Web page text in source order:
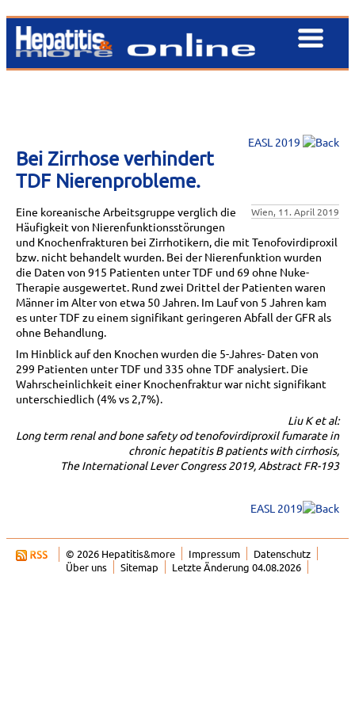
EASL 2019
Bei Zirrhose verhindert
TDF Nierenprobleme.
Wien, 11. April 2019
Eine koreanische Arbeitsgruppe verglich die
Häufigkeit von Nierenfunktionsstörungen
und Knochenfrakturen bei Zirrhotikern, die mit Tenofovirdiproxil
bzw. nicht behandelt wurden. Bei der Nierenfunktion wurden
die Daten von 915 Patienten unter TDF und 69 ohne Nuke-
Therapie ausgewertet. Rund zwei Drittel der Patienten waren
Männer im Alter von etwa 50 Jahren. Im Lauf von 5 Jahren kam
es unter TDF zu einem signifikant geringeren Abfall der GFR als
ohne Behandlung.
Im Hinblick auf den Knochen wurden die 5-Jahres- Daten von
299 Patienten unter TDF und 335 ohne TDF analysiert. Die
Wahrscheinlichkeit einer Knochenfraktur war nicht signifikant
unterschiedlich (4% vs 2,7%).
Liu K et al:
Long term renal and bone safety od tenofovirdiproxil fumarate in
chronic hepatitis B patients with cirrhosis,
The International Lever Congress 2019, Abstract FR-193
EASL 2019
© 2026 Hepatitis&more Impressum
Datenschutz
Über uns
Sitemap Letzte Änderung 04.08.2026